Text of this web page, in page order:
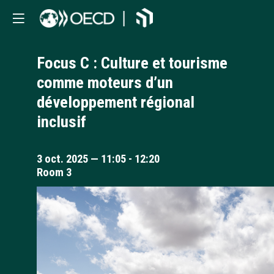
Focus C : Culture et tourisme
comme moteurs d’un
développement régional
inclusif
3 oct. 2025 — 11:05 - 12:20
Room 3